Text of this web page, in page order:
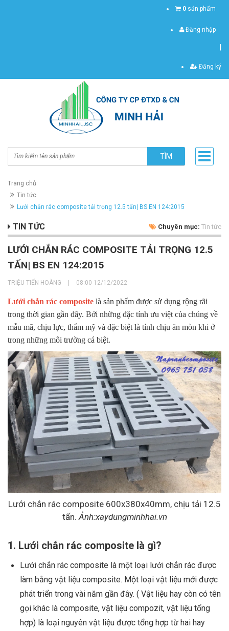
0 sản phẩm
Đăng nhập
Đăng ký
TÌM
Trang chủ
Tin tức
Lưới chắn rác composite tải trọng 12.5 tấn| BS EN 124:2015
TIN TỨC Chuyên mục: Tin tức
LƯỚI CHẮN RÁC COMPOSITE TẢI TRỌNG 12.5
TẤN| BS EN 124:2015
TRIỆU TIẾN HOÀNG 08:00 12/12/2022
Lưới chắn rác composite là sản phẩm được sử dụng rộng rãi
trong thời gian gần đây. Bởi những đặc tính ưu việt của chúng về
mẫu mã, chịu lực, thẩm mỹ và đặc biệt là tính chịu ăn mòn khi ở
trong những môi trường cá biệt.
Lưới chắn rác composite 600x380x40mm, chịu tải 12.5
tấn. Ảnh:xaydungminhhai.vn
1. Lưới chắn rác composite là gì?
Lưới chắn rác composite là một loại lưới chắn rác được
làm bằng vật liệu composite. Một loại vật liệu mới được
phát triển trong vài năm gần đây. ( Vật liệu hay còn có tên
gọi khác là composite, vật liệu compozit, vật liệu tổng
hợp) là loại nguyên vật liệu được tổng hợp từ hai hay